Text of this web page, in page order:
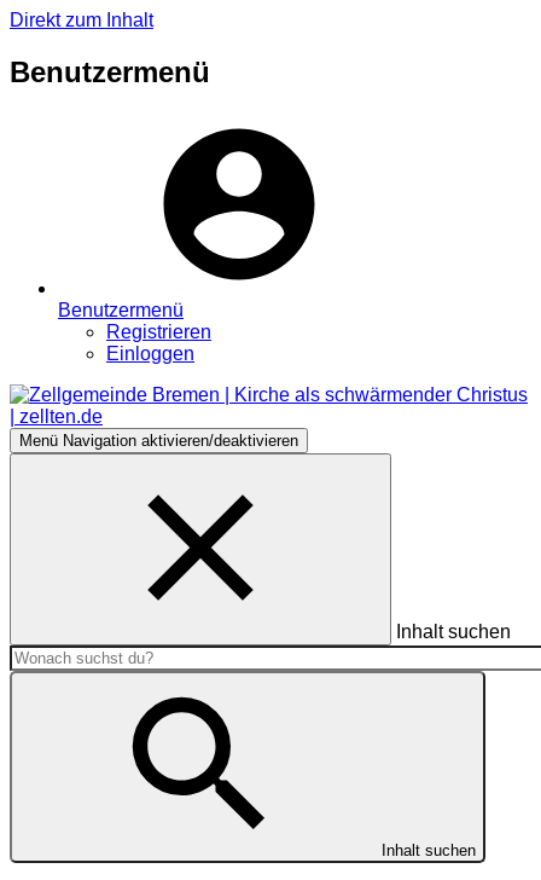
Direkt zum Inhalt
Benutzermenü
Benutzermenü
Registrieren
Einloggen
Menü Navigation aktivieren/deaktivieren
Inhalt suchen
Inhalt suchen